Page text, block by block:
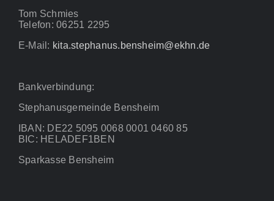
Tom Schmies
Telefon: 06251 2295
E-Mail: kita.stephanus.bensheim@ekhn.de
Bankverbindung:
Stephanusgemeinde Bensheim
IBAN: DE22 5095 0068 0001 0460 85
BIC: HELADEF1BEN
Sparkasse Bensheim